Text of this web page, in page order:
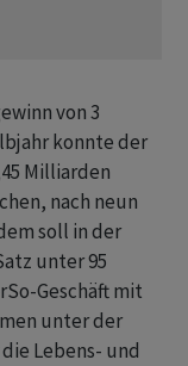
von 3
konnte der
Milliarden
nach neun
soll in der
unter 95
Geschäft mit
unter der
Lebens- und